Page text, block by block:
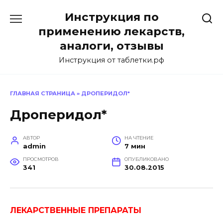
содержанию
Инструкция по
применению лекарств,
аналоги, отзывы
Инструкция от таблетки.рф
ГЛАВНАЯ СТРАНИЦА » ДРОПЕРИДОЛ*
Дроперидол*
АВТОР
admin
НА ЧТЕНИЕ
7 мин
ПРОСМОТРОВ
341
ОПУБЛИКОВАНО
30.08.2015
ЛЕКАРСТВЕННЫЕ ПРЕПАРАТЫ